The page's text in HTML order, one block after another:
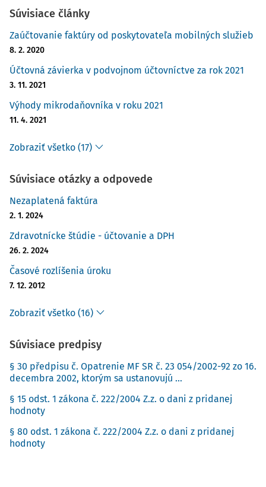
Súvisiace články
Zaúčtovanie faktúry od poskytovateľa mobilných služieb
8. 2. 2020
Účtovná závierka v podvojnom účtovníctve za rok 2021
3. 11. 2021
Výhody mikrodaňovníka v roku 2021
11. 4. 2021
Zobraziť všetko (17)
Súvisiace otázky a odpovede
Nezaplatená faktúra
2. 1. 2024
Zdravotnícke štúdie - účtovanie a DPH
26. 2. 2024
Časové rozlíšenia úroku
7. 12. 2012
Zobraziť všetko (16)
Súvisiace predpisy
§ 30 předpisu č. Opatrenie MF SR č. 23 054/2002-92 zo 16.
decembra 2002, ktorým sa ustanovujú ...
§ 15 odst. 1 zákona č. 222/2004 Z.z. o dani z pridanej
hodnoty
§ 80 odst. 1 zákona č. 222/2004 Z.z. o dani z pridanej
hodnoty